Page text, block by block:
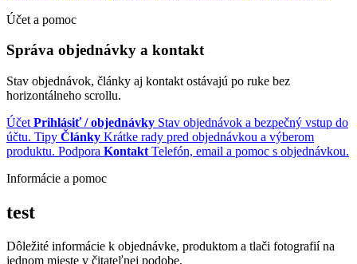
Účet a pomoc
Správa objednávky a kontakt
Stav objednávok, články aj kontakt ostávajú po ruke bez
horizontálneho scrollu.
Účet Prihlásiť / objednávky Stav objednávok a bezpečný vstup do
účtu. Tipy Články Krátke rady pred objednávkou a výberom
produktu. Podpora Kontakt Telefón, email a pomoc s objednávkou.
Informácie a pomoc
test
Dôležité informácie k objednávke, produktom a tlači fotografií na
jednom mieste v čitateľnej podobe.